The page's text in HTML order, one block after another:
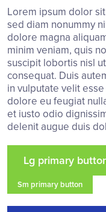
Lorem ipsum dolor
sed diam nonummy
dolore magna
minim veniam, quis
suscipit lobortis nisl
consequat. Duis
in vulputate velit
dolore eu feugiat
et iusto odio
delenit augue duis
Lg primary
Sm primary button